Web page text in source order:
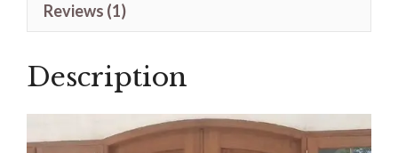
Lengkung
Reviews (1)
Description